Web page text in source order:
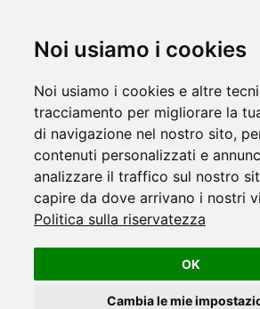
Noi usiamo i cookies
Noi usiamo i cookies e altre
tracciamento per migliorare la
di navigazione nel nostro sito,
contenuti personalizzati e
analizzare il traffico sul nostro
capire da dove arrivano i nostri
Politica sulla riservatezza
OK
Cambia le mie